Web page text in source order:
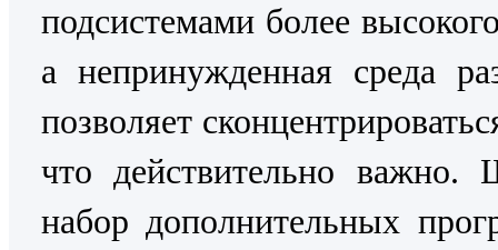
подсистемами более
а непринужденная среда
позволяет
что действительно важно.
набор дополнительных